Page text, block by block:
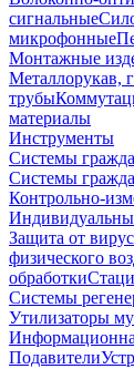
сигнальные
микрофонные
Монтажные
Металлорукав,
трубы
материалы
Инструменты
Системы
Системы
Контрольно-
Защита от
физического
обработки
Системы
Утилизаторы
Подавители